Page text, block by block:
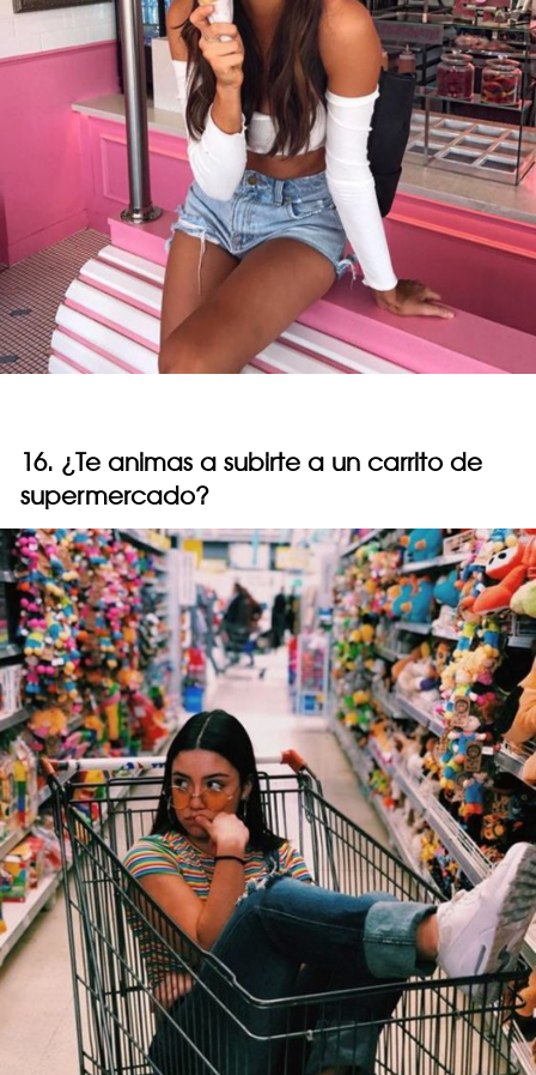
16. ¿Te animas a subirte a un carrito de
supermercado?